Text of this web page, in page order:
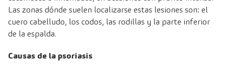
Las zonas dónde suelen localizarse estas lesiones son: el
cuero cabelludo, los codos, las rodillas y la parte inferior
de la espalda.
Causas de la psoriasis